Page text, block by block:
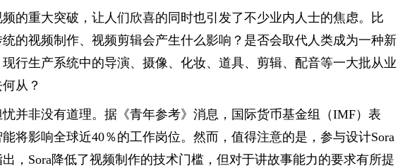
的重大突破，让人们欣喜的同时也引发了不少业内人士的焦虑。比
的视频制作、视频剪辑会产生什么影响？是否会取代人类成为一种新
行生产系统中的导演、摄像、化妆、道具、剪辑、配音等一大批从业
从？
并非没有道理。据《青年参考》消息，国际货币基金组（IMF）表
将影响全球近40％的工作岗位。然而，值得注意的是，参与设计Sora
，Sora降低了视频制作的技术门槛，但对于讲故事能力的要求有所提